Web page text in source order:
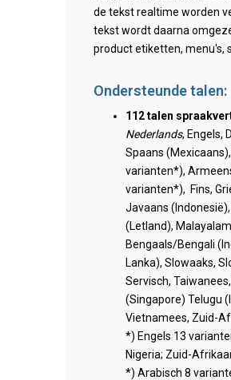
de tekst realtime worden
tekst wordt daarna
product etiketten, menu's,
Ondersteunde talen:
112 talen
Nederlands, Engels,
Spaans
varianten*),
varianten*), Fins,
Javaans
(Letland),
Bengaals/Bengali
Lanka), Slowaaks,
Servisch,
(Singapore) Telugu
Vietnamees, Zuid-
*) Engels 13
Nigeria; Zuid-
*) Arabisch 8